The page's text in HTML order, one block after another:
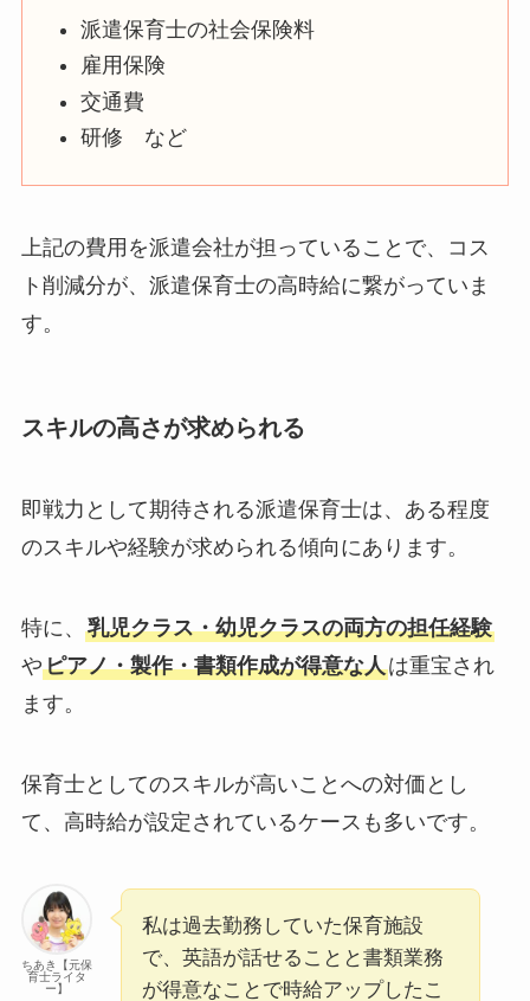
派遣保育士の社会保険料
雇用保険
交通費
研修 など
上記の費用を派遣会社が担っていることで、コス
ト削減分が、派遣保育士の高時給に繋がっていま
す。
スキルの高さが求められる
即戦力として期待される派遣保育士は、ある程度
のスキルや経験が求められる傾向にあります。
特に、 乳児クラス・幼児クラスの両方の担任経験
やピアノ・製作・書類作成が得意な人は重宝され
ます。
保育士としてのスキルが高いことへの対価とし
て、高時給が設定されているケースも多いです。
ちあき【元保
育士ライタ
ー】
私は過去勤務していた保育施設
で、英語が話せることと書類業務
が得意なことで時給アップしたこ